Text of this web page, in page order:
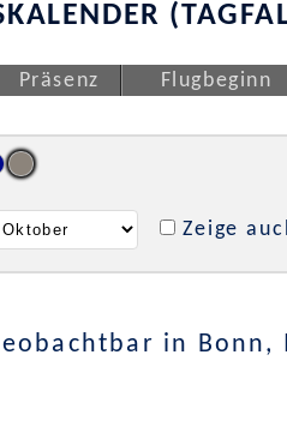
Präsenz Flugbeginn
Zeige
in